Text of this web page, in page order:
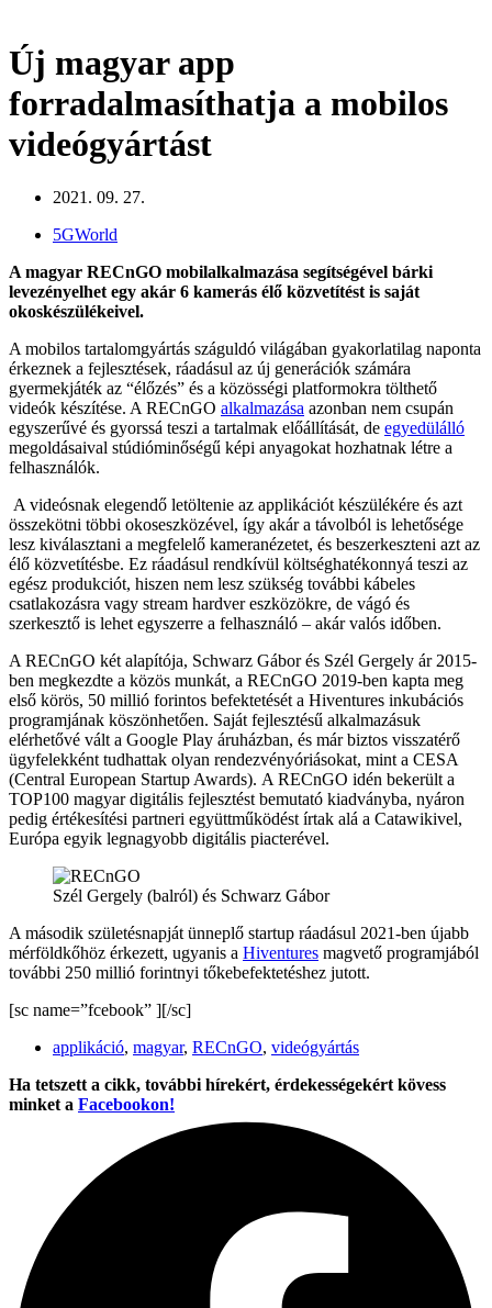
Új magyar app
forradalmasíthatja a mobilos
videógyártást
2021. 09. 27.
5GWorld
A magyar RECnGO mobilalkalmazása segítségével bárki
levezényelhet egy akár 6 kamerás élő közvetítést is saját
okoskészülékeivel.
A mobilos tartalomgyártás száguldó világában gyakorlatilag naponta
érkeznek a fejlesztések, ráadásul az új generációk számára
gyermekjáték az “élőzés” és a közösségi platformokra tölthető
videók készítése. A RECnGO alkalmazása azonban nem csupán
egyszerűvé és gyorssá teszi a tartalmak előállítását, de egyedülálló
megoldásaival stúdióminőségű képi anyagokat hozhatnak létre a
felhasználók.
A videósnak elegendő letöltenie az applikációt készülékére és azt
összekötni többi okoseszközével, így akár a távolból is lehetősége
lesz kiválasztani a megfelelő kameranézetet, és beszerkeszteni azt az
élő közvetítésbe. Ez ráadásul rendkívül költséghatékonnyá teszi az
egész produkciót, hiszen nem lesz szükség további kábeles
csatlakozásra vagy stream hardver eszközökre, de vágó és
szerkesztő is lehet egyszerre a felhasználó – akár valós időben.
A RECnGO két alapítója, Schwarz Gábor és Szél Gergely ár 2015-
ben megkezdte a közös munkát, a RECnGO 2019-ben kapta meg
első körös, 50 millió forintos befektetését a Hiventures inkubációs
programjának köszönhetően. Saját fejlesztésű alkalmazásuk
elérhetővé vált a Google Play áruházban, és már biztos visszatérő
ügyfelekként tudhattak olyan rendezvényóriásokat, mint a CESA
(Central European Startup Awards). A RECnGO idén bekerült a
TOP100 magyar digitális fejlesztést bemutató kiadványba, nyáron
pedig értékesítési partneri együttműködést írtak alá a Catawikivel,
Európa egyik legnagyobb digitális piacterével.
Szél Gergely (balról) és Schwarz Gábor
A második születésnapját ünneplő startup ráadásul 2021-ben újabb
mérföldkőhöz érkezett, ugyanis a Hiventures magvető programjából
további 250 millió forintnyi tőkebefektetéshez jutott.
[sc name=”fcebook” ][/sc]
applikáció, magyar, RECnGO, videógyártás
Ha tetszett a cikk, további hírekért, érdekességekért kövess
minket a Facebookon!